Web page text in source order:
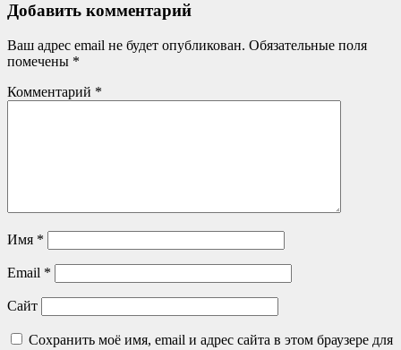
Добавить комментарий
Ваш адрес email не будет опубликован. Обязательные поля
помечены *
Комментарий *
Имя *
Email *
Сайт
Сохранить моё имя, email и адрес сайта в этом браузере для